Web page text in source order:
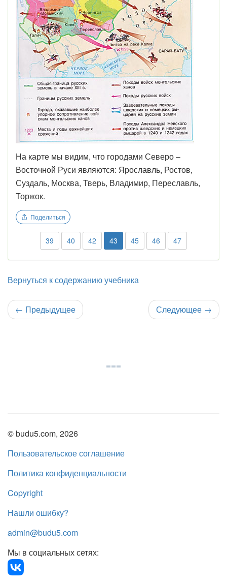
На карте мы видим, что городами Северо –
Восточной Руси являются: Ярославль, Ростов,
Суздаль, Москва, Тверь, Владимир, Переславль,
Торжок.
Поделиться
39 40 42 43 45 46 47
Вернуться к содержанию учебника
← Предыдущее Следующее →
© budu5.com, 2026
Пользовательское соглашение
Политика конфиденциальности
Copyright
Нашли ошибку?
admin@budu5.com
Мы в социальных сетях: